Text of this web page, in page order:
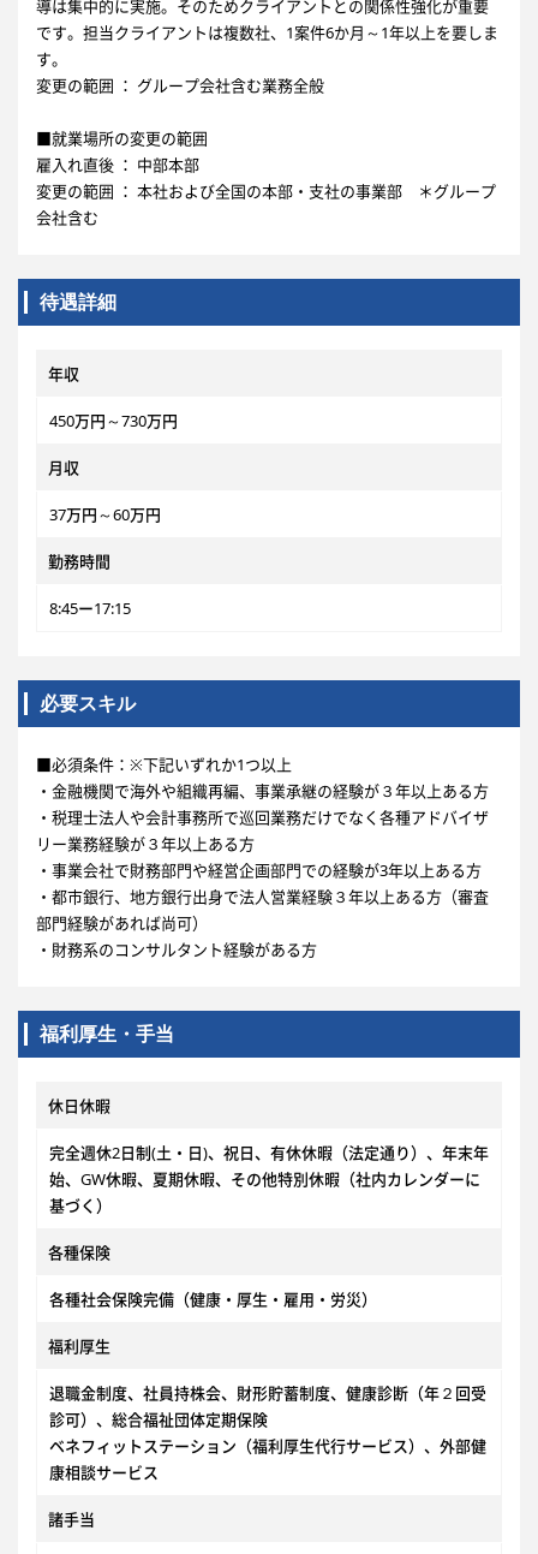
導は集中的に実施。そのためクライアントとの関係性強化が重要
です。担当クライアントは複数社、1案件6か月～1年以上を要しま
す。
変更の範囲 ： グループ会社含む業務全般
■就業場所の変更の範囲
雇入れ直後 ： 中部本部
変更の範囲 ： 本社および全国の本部・支社の事業部 ＊グループ
会社含む
待遇詳細
年収
450万円～730万円
月収
37万円～60万円
勤務時間
8:45ー17:15
必要スキル
■必須条件：※下記いずれか1つ以上
・金融機関で海外や組織再編、事業承継の経験が３年以上ある方
・税理士法人や会計事務所で巡回業務だけでなく各種アドバイザ
リー業務経験が３年以上ある方
・事業会社で財務部門や経営企画部門での経験が3年以上ある方
・都市銀行、地方銀行出身で法人営業経験３年以上ある方（審査
部門経験があれば尚可）
・財務系のコンサルタント経験がある方
福利厚生・手当
休日休暇
完全週休2日制(土・日)、祝日、有休休暇（法定通り）、年末年
始、GW休暇、夏期休暇、その他特別休暇（社内カレンダーに
基づく）
各種保険
各種社会保険完備（健康・厚生・雇用・労災）
福利厚生
退職金制度、社員持株会、財形貯蓄制度、健康診断（年２回受
診可）、総合福祉団体定期保険
ベネフィットステーション（福利厚生代行サービス）、外部健
康相談サービス
諸手当